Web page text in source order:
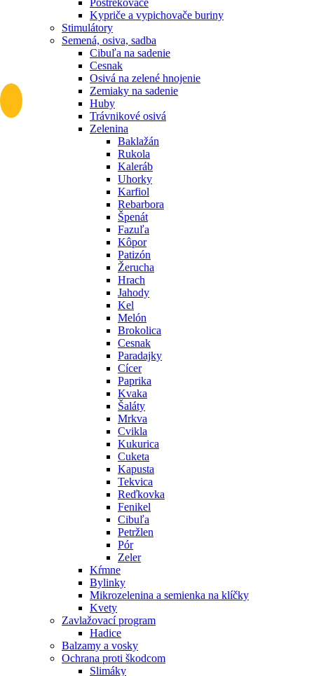
Postrekovače
Kypriče a vypichovače buriny
Stimulátory
Semená, osiva, sadba
Cibuľa na sadenie
Cesnak
Osivá na zelené hnojenie
Zemiaky na sadenie
Huby
Trávnikové osivá
Zelenina
Baklažán
Rukola
Kaleráb
Uhorky
Karfiol
Rebarbora
Špenát
Fazuľa
Kôpor
Patizón
Žerucha
Hrach
Jahody
Kel
Melón
Brokolica
Cesnak
Paradajky
Cícer
Paprika
Kvaka
Šaláty
Mrkva
Cvikla
Kukurica
Cuketa
Kapusta
Tekvica
Reďkovka
Fenikel
Cibuľa
Petržlen
Pór
Zeler
Kŕmne
Bylinky
Mikrozelenina a semienka na klíčky
Kvety
Zavlažovací program
Hadice
Balzamy a vosky
Ochrana proti škodcom
Slimáky